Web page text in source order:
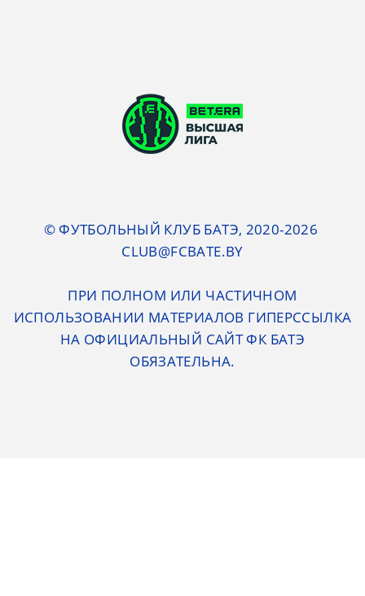
© ФУТБОЛЬНЫЙ КЛУБ БАТЭ, 2020-2026
CLUB@FCBATE.BY
ПРИ ПОЛНОМ ИЛИ ЧАСТИЧНОМ
ИСПОЛЬЗОВАНИИ МАТЕРИАЛОВ ГИПЕРССЫЛКА
НА ОФИЦИАЛЬНЫЙ САЙТ ФК БАТЭ
ОБЯЗАТЕЛЬНА.